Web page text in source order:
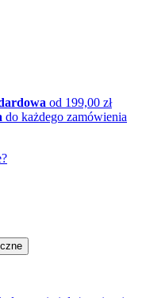
od 199,00 zł
do każdego zamówienia